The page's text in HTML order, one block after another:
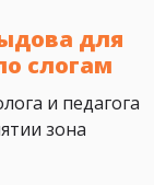
для
слогам
и педагога
зона